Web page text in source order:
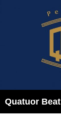
Quatuor Beat